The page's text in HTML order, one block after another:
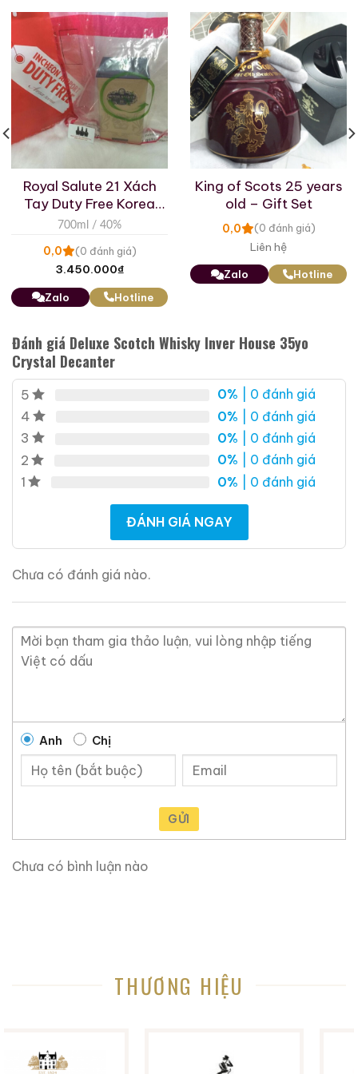
Rượu Thuốc Chí Bảo
500ml / 40%
0,0 (0 đánh giá)
3.450.000₫
Rượu Mao Đài Quý
Châu Ngũ Sao – Cáp
Họa Hữu Nghị 2021
0,0 (0 đánh giá)
Giới Thiệu Một Số Mẫu Rượu Whisky
Macallan 18 Sherry
Oak 1997
28.680.000₫
Zalo Hotline
Macallan 18 Sherry
28.880.000₫
Zalo Hotline
Giới Thiệu Một Số Mẫu Rượu Brandy
Brandy Changyu Gold
Roi Des Rois Cognac
Royal Salute 21 Xách
Tay Duty Free Korea
2019
700ml / 40%
0,0 (0 đánh giá)
3.450.000₫
Zalo Hotline
King of Scots 25 years
old – Gift Set
0,0 (0 đánh giá)
Liên hệ
Zalo Hotline
Đánh giá Deluxe Scotch Whisky Inver House 35yo
Crystal Decanter
5 0% | 0 đánh giá
4
0% | 0 đánh giá
3
0% | 0 đánh giá
2
0% | 0 đánh giá
1
0% | 0 đánh giá
ĐÁNH GIÁ NGAY
Chưa có đánh giá nào.
Anh Chị
GỬI
Chưa có bình luận nào
THƯƠNG HIỆU